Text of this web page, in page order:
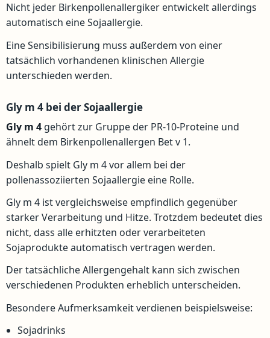
Nicht jeder Birkenpollenallergiker entwickelt allerdings
automatisch eine Sojaallergie.
Eine Sensibilisierung muss außerdem von einer
tatsächlich vorhandenen klinischen Allergie
unterschieden werden.
Gly m 4 bei der Sojaallergie
Gly m 4 gehört zur Gruppe der PR-10-Proteine und
ähnelt dem Birkenpollenallergen Bet v 1.
Deshalb spielt Gly m 4 vor allem bei der
pollenassoziierten Sojaallergie eine Rolle.
Gly m 4 ist vergleichsweise empfindlich gegenüber
starker Verarbeitung und Hitze. Trotzdem bedeutet dies
nicht, dass alle erhitzten oder verarbeiteten
Sojaprodukte automatisch vertragen werden.
Der tatsächliche Allergengehalt kann sich zwischen
verschiedenen Produkten erheblich unterscheiden.
Besondere Aufmerksamkeit verdienen beispielsweise:
Sojadrinks